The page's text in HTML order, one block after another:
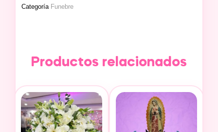
Categoría Funebre
Productos relacionados